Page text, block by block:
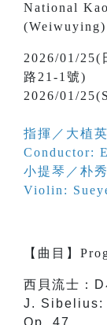
National
(Weiwuying)
2026/01/25(
路21-1號)
2026/01/
指揮／大植
Conductor:
小提琴／朴
Violin:
【 曲目 】
西貝流士：
J. Sibelius: